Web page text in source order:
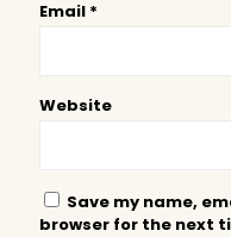
Email *
Website
Save my name,
browser for the next